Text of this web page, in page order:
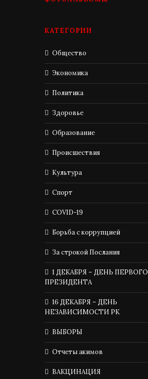
КАТЕГОРИИ
Общество
Экономика
Политика
Здоровье
Образование
Происшествия
Культура
Спорт
COVID-19
Борьба с коррупцией
За строкой Послания
1 ДЕКАБРЯ – ДЕНЬ ПЕРВОГО
ПРЕЗИДЕНТА
16 ДЕКАБРЯ – ДЕНЬ
НЕЗАВИСИМОСТИ РК
ВЫБОРЫ
Отчеты акимов
ВАКЦИНАЦИЯ